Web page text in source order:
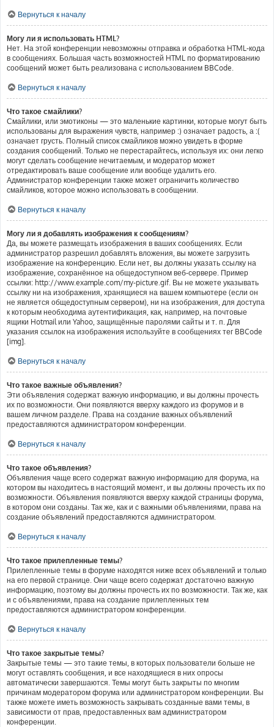
Вернуться к началу
Могу ли я использовать HTML?
Нет. На этой конференции невозможны отправка и обработка HTML-кода
в сообщениях. Большая часть возможностей HTML по форматированию
сообщений может быть реализована с использованием BBCode.
Вернуться к началу
Что такое смайлики?
Смайлики, или эмотиконы — это маленькие картинки, которые могут быть
использованы для выражения чувств, например :) означает радость, а :(
означает грусть. Полный список смайликов можно увидеть в форме
создания сообщений. Только не перестарайтесь, используя их: они легко
могут сделать сообщение нечитаемым, и модератор может
отредактировать ваше сообщение или вообще удалить его.
Администратор конференции также может ограничить количество
смайликов, которое можно использовать в сообщении.
Вернуться к началу
Могу ли я добавлять изображения к сообщениям?
Да, вы можете размещать изображения в ваших сообщениях. Если
администратор разрешил добавлять вложения, вы можете загрузить
изображение на конференцию. Если нет, вы должны указать ссылку на
изображение, сохранённое на общедоступном веб-сервере. Пример
ссылки: http://www.example.com/my-picture.gif. Вы не можете указывать
ссылку ни на изображения, хранящиеся на вашем компьютере (если он
не является общедоступным сервером), ни на изображения, для доступа
к которым необходима аутентификация, как, например, на почтовые
ящики Hotmail или Yahoo, защищённые паролями сайты и т. п. Для
указания ссылок на изображения используйте в сообщениях тег BBCode
[img].
Вернуться к началу
Что такое важные объявления?
Эти объявления содержат важную информацию, и вы должны прочесть
их по возможности. Они появляются вверху каждого из форумов и в
вашем личном разделе. Права на создание важных объявлений
предоставляются администратором конференции.
Вернуться к началу
Что такое объявления?
Объявления чаще всего содержат важную информацию для форума, на
котором вы находитесь в настоящий момент, и вы должны прочесть их по
возможности. Объявления появляются вверху каждой страницы форума,
в котором они созданы. Так же, как и с важными объявлениями, права на
создание объявлений предоставляются администратором.
Вернуться к началу
Что такое прилепленные темы?
Прилепленные темы в форуме находятся ниже всех объявлений и только
на его первой странице. Они чаще всего содержат достаточно важную
информацию, поэтому вы должны прочесть их по возможности. Так же, как
и с объявлениями, права на создание прилепленных тем
предоставляются администратором конференции.
Вернуться к началу
Что такое закрытые темы?
Закрытые темы — это такие темы, в которых пользователи больше не
могут оставлять сообщения, и все находящиеся в них опросы
автоматически завершаются. Темы могут быть закрыты по многим
причинам модератором форума или администратором конференции. Вы
также можете иметь возможность закрывать созданные вами темы, в
зависимости от прав, предоставленных вам администратором
конференции.